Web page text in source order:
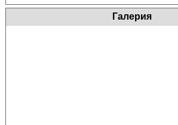
Галерия